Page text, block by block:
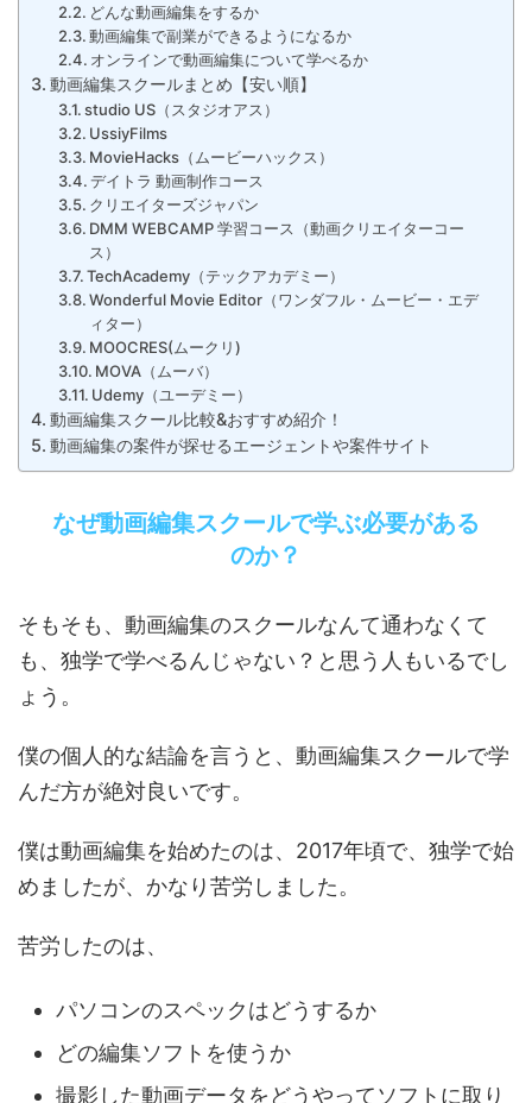
どんな動画編集をするか
動画編集で副業ができるようになるか
オンラインで動画編集について学べるか
動画編集スクールまとめ【安い順】
studio US（スタジオアス）
UssiyFilms
MovieHacks（ムービーハックス）
デイトラ 動画制作コース
クリエイターズジャパン
DMM WEBCAMP 学習コース（動画クリエイターコー
ス）
TechAcademy（テックアカデミー）
Wonderful Movie Editor（ワンダフル・ムービー・エデ
ィター）
MOOCRES(ムークリ)
MOVA（ムーバ）
Udemy（ユーデミー）
動画編集スクール比較&おすすめ紹介！
動画編集の案件が探せるエージェントや案件サイト
なぜ動画編集スクールで学ぶ必要がある
のか？
そもそも、動画編集のスクールなんて通わなくて
も、独学で学べるんじゃない？と思う人もいるでし
ょう。
僕の個人的な結論を言うと、動画編集スクールで学
んだ方が絶対良いです。
僕は動画編集を始めたのは、2017年頃で、独学で始
めましたが、かなり苦労しました。
苦労したのは、
パソコンのスペックはどうするか
どの編集ソフトを使うか
撮影した動画データをどうやってソフトに取り